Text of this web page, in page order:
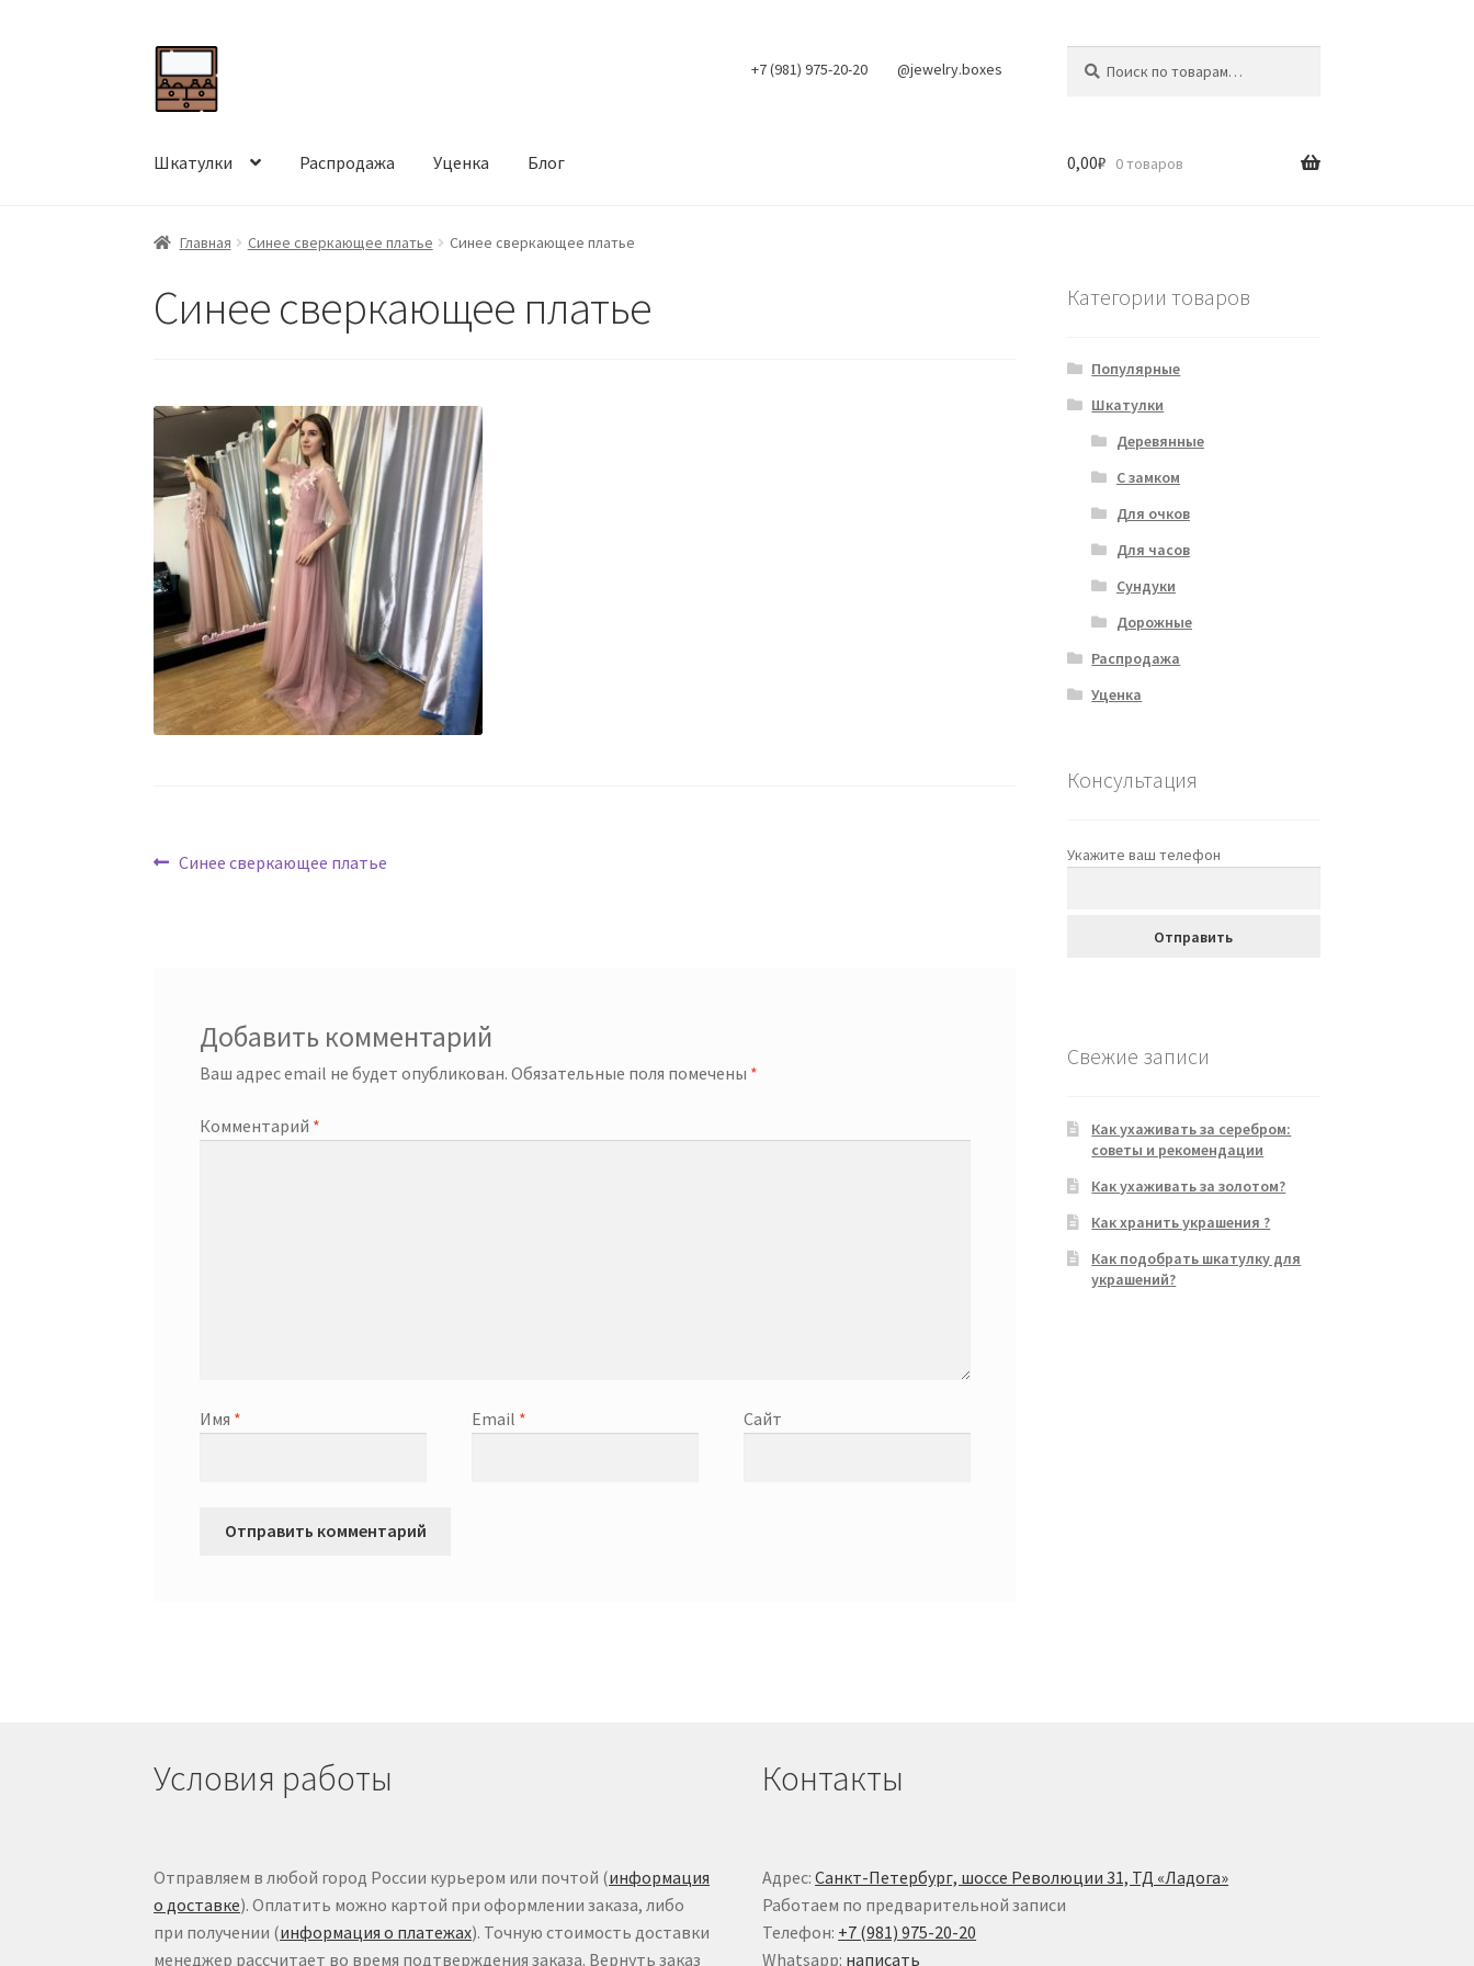
Перейти
к
навигации
Перейти
к
содержимому
+7 (981) 975-20-20 @jewelry.boxes
Шкатулки Распродажа Уценка Блог 0,00₽ 0 товаров
Главная Синее сверкающее платье Синее сверкающее платье
Синее сверкающее платье
Навигация
Предыдущая
Синее сверкающее платье
Добавить комментарий
Ваш адрес email не будет опубликован. Обязательные поля помечены *
Комментарий *
Имя * Email * Сайт
Категории товаров
Популярные
Шкатулки
Деревянные
С замком
Для очков
Для часов
Сундуки
Дорожные
Распродажа
Уценка
Консультация
Укажите ваш телефон
Свежие записи
Как ухаживать за серебром:
советы и рекомендации
Как ухаживать за золотом?
Как хранить украшения ?
Как подобрать шкатулку для
украшений?
Условия работы
Отправляем в любой город России курьером или почтой (информация
о доставке). Оплатить можно картой при оформлении заказа, либо
при получении (информация о платежах). Точную стоимость доставки
менеджер рассчитает во время подтверждения заказа. Вернуть заказ
Контакты
Адрес:Санкт-Петербург, шоссе Революции 31, ТД «Ладога»
Работаем по предварительной записи
Телефон: +7 (981) 975-20-20
Whatsapp: написать